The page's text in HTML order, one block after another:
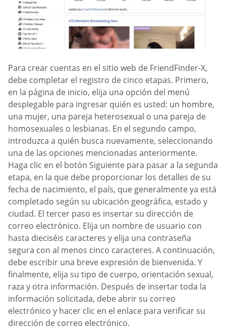
Para crear cuentas en el sitio web de FriendFinder-X,
debe completar el registro de cinco etapas. Primero,
en la página de inicio, elija una opción del menú
desplegable para ingresar quién es usted: un hombre,
una mujer, una pareja heterosexual o una pareja de
homosexuales o lesbianas. En el segundo campo,
introduzca a quién busca nuevamente, seleccionando
una de las opciones mencionadas anteriormente.
Haga clic en el botón Siguiente para pasar a la segunda
etapa, en la que debe proporcionar los detalles de su
fecha de nacimiento, el país, que generalmente ya está
completado según su ubicación geográfica, estado y
ciudad. El tercer paso es insertar su dirección de
correo electrónico. Elija un nombre de usuario con
hasta dieciséis caracteres y elija una contraseña
segura con al menos cinco caracteres. A continuación,
debe escribir una breve expresión de bienvenida. Y
finalmente, elija su tipo de cuerpo, orientación sexual,
raza y otra información. Después de insertar toda la
información solicitada, debe abrir su correo
electrónico y hacer clic en el enlace para verificar su
dirección de correo electrónico.